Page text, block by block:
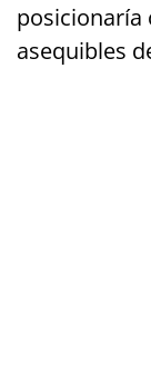
posicionaría
asequibles